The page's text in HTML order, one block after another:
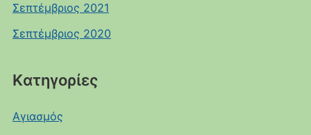
Σεπτέμβριος 2021
Σεπτέμβριος 2020
Kατηγορίες
Αγιασμός